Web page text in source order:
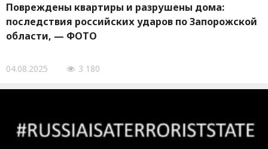
Повреждены квартиры и разрушены дома:
последствия российских ударов по Запорожской
области, — ФОТО
04.08.2025 3 180